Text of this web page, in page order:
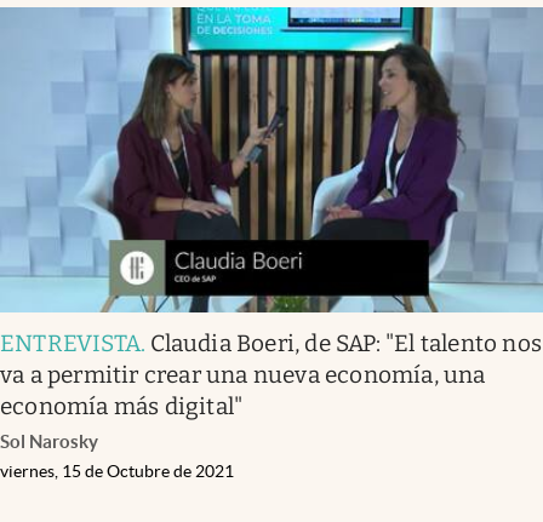
ENTREVISTA. Claudia Boeri, de SAP: "El talento nos
va a permitir crear una nueva economía, una
economía más digital"
Sol Narosky
viernes, 15 de Octubre de 2021